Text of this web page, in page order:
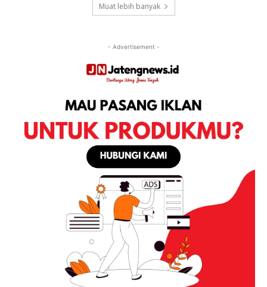
Muat lebih banyak
- Advertisement -